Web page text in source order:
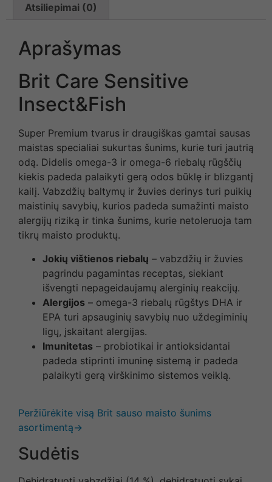
Atsiliepimai (0)
Aprašymas
Brit Care Sensitive
Insect&Fish
Super Premium tvarus ir draugiškas gamtai sausas
maistas specialiai sukurtas šunims, kurie turi jautrią
odą. Didelis omega-3 ir omega-6 riebalų rūgščių
kiekis padeda palaikyti gerą odos būklę ir blizgantį
kailį. Vabzdžių baltymų ir žuvies derinys turi puikių
maistinių savybių, kurios padeda sumažinti maisto
alergijų riziką ir tinka šunims, kurie netoleruoja tam
tikrų maisto produktų.
Jokių vištienos riebalų – vabzdžių ir žuvies
pagrindu pagamintas receptas, siekiant
išvengti nepageidaujamų alerginių reakcijų.
Alergijos – omega-3 riebalų rūgštys DHA ir
EPA turi apsauginių savybių nuo uždegiminių
ligų, įskaitant alergijas.
Imunitetas – probiotikai ir antioksidantai
padeda stiprinti imuninę sistemą ir padeda
palaikyti gerą virškinimo sistemos veiklą.
Peržiūrėkite visą Brit sauso maisto šunims
asortimentą→
Sudėtis